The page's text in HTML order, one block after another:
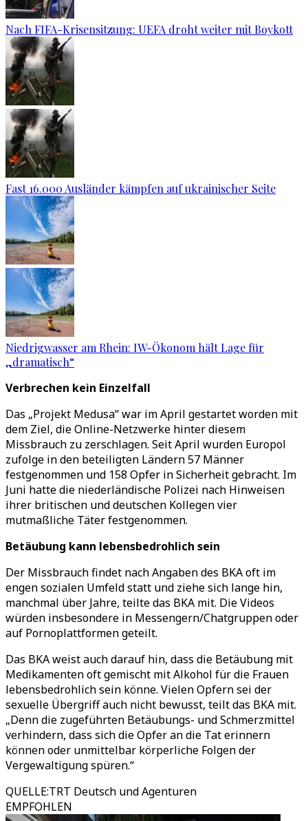
Nach FIFA-Krisensitzung: UEFA droht weiter mit Boykott
Fast 16.000 Ausländer kämpfen auf ukrainischer Seite
Niedrigwasser am Rhein: IW-Ökonom hält Lage für
„dramatisch“
Verbrechen kein Einzelfall
Das „Projekt Medusa“war im April gestartet worden mit
dem Ziel, die Online-Netzwerke hinter diesem
Missbrauch zu zerschlagen. Seit April wurden Europol
zufolge in den beteiligten Ländern 57 Männer
festgenommen und 158 Opfer in Sicherheit gebracht. Im
Juni hatte die niederländische Polizei nach Hinweisen
ihrer britischen und deutschen Kollegen vier
mutmaßliche Täter festgenommen.
Betäubung kann lebensbedrohlich sein
Der Missbrauch findet nach Angaben des BKA oft im
engen sozialen Umfeld statt und ziehe sich lange hin,
manchmal über Jahre, teilte das BKA mit. Die Videos
würden insbesondere in Messengern/Chatgruppen oder
auf Pornoplattformen geteilt.
Das BKA weist auch darauf hin, dass die Betäubung mit
Medikamenten oft gemischt mit Alkohol für die Frauen
lebensbedrohlich sein könne. Vielen Opfern sei der
sexuelle Übergriff auch nicht bewusst, teilt das BKA mit.
„Denn die zugeführten Betäubungs- und Schmerzmittel
verhindern, dass sich die Opfer an die Tat erinnern
können oder unmittelbar körperliche Folgen der
Vergewaltigung spüren.“
QUELLE:TRT Deutsch und Agenturen
EMPFOHLEN